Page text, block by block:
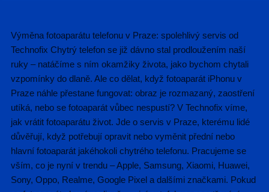
Výměna fotoaparátu telefonu v Praze: spolehlivý servis od
Technofix Chytrý telefon se již dávno stal prodloužením naší
ruky – natáčíme s ním okamžiky života, jako bychom chytali
vzpomínky do dlaně. Ale co dělat, když fotoaparát iPhonu v
Praze náhle přestane fungovat: obraz je rozmazaný, zaostření
utíká, nebo se fotoaparát vůbec nespustí? V Technofix víme,
jak vrátit fotoaparátu život. Jde o servis v Praze, kterému lidé
důvěřují, když potřebují opravit nebo vyměnit přední nebo
hlavní fotoaparát jakéhokoli chytrého telefonu. Pracujeme se
vším, co je nyní v trendu – Apple, Samsung, Xiaomi, Huawei,
Sony, Oppo, Realme, Google Pixel a dalšími značkami. Pokud